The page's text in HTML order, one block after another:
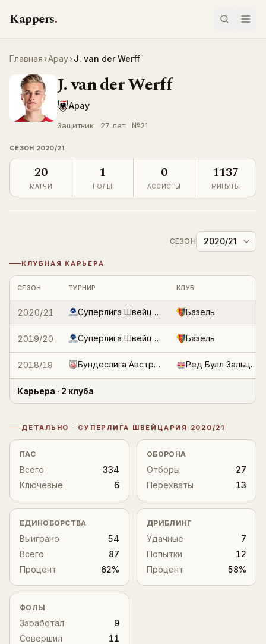
Kappers.
Войти Регистрация
Главная ›Арау›J. van der Werff
J. van der Werff
Арау
Защитник 27 лет №21
СЕЗОН 2020/21
20
МАТЧИ
1
ГОЛЫ
0
АССИСТЫ
1137
МИНУТЫ
СЕЗОН 2020/21
КЛУБНАЯ КАРЬЕРА
Статистика по клубным сезонам и турнирам
СЕЗОН ТУРНИР КЛУБ
2020/21 Суперлига Швейцария Базель
2019/20 Суперлига Швейцария Базель
2018/19 Бундеслига Австрия Ред Булл Зальцбург
Карьера · 2 клуба
ДЕТАЛЬНО · СУПЕРЛИГА ШВЕЙЦАРИЯ 2020/21
Детальная статистика
ПАС
Всего
334
Ключевые
6
ОБОРОНА
Отборы
27
Перехваты
13
ЕДИНОБОРСТВА
Выиграно
54
Всего
87
Процент
62%
ДРИБЛИНГ
Удачные
7
Попытки
12
Процент
58%
ФОЛЫ
Заработал
9
Совершил
11